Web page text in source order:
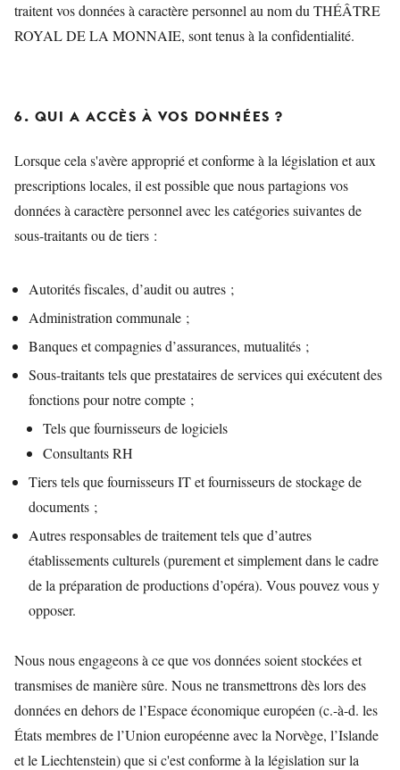
traitent vos données à caractère personnel au nom du THÉÂTRE
ROYAL DE LA MONNAIE, sont tenus à la confidentialité.
6. QUI A ACCÈS À VOS DONNÉES ?
Lorsque cela s'avère approprié et conforme à la législation et aux
prescriptions locales, il est possible que nous partagions vos
données à caractère personnel avec les catégories suivantes de
sous-traitants ou de tiers :
Autorités fiscales, d’audit ou autres ;
Administration communale ;
Banques et compagnies d’assurances, mutualités ;
Sous-traitants tels que prestataires de services qui exécutent des
fonctions pour notre compte ;
Tels que fournisseurs de logiciels
Consultants RH
Tiers tels que fournisseurs IT et fournisseurs de stockage de
documents ;
Autres responsables de traitement tels que d’autres
établissements culturels (purement et simplement dans le cadre
de la préparation de productions d’opéra). Vous pouvez vous y
opposer.
Nous nous engageons à ce que vos données soient stockées et
transmises de manière sûre. Nous ne transmettrons dès lors des
données en dehors de l’Espace économique européen (c.-à-d. les
États membres de l’Union européenne avec la Norvège, l’Islande
et le Liechtenstein) que si c'est conforme à la législation sur la